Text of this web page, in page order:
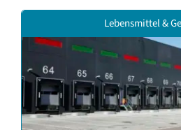
Lebensmittel &